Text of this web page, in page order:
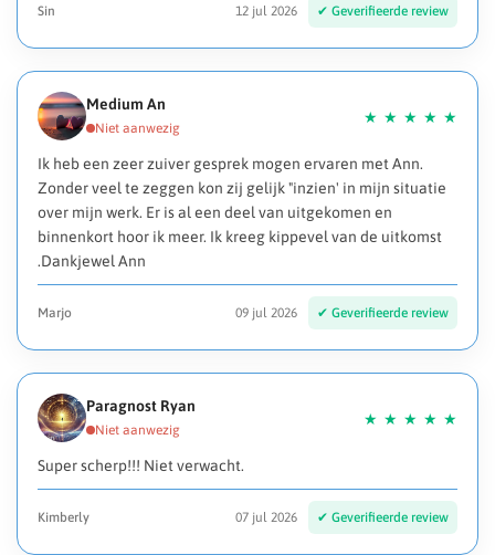
Sin 12 jul 2026
Medium An
Ik heb een zeer zuiver gesprek mogen ervaren met Ann.
Zonder veel te zeggen kon zij gelijk "inzien' in mijn situatie
over mijn werk. Er is al een deel van uitgekomen en
binnenkort hoor ik meer. Ik kreeg kippevel van de uitkomst
.Dankjewel Ann
Marjo 09 jul 2026
Paragnost Ryan
Super scherp!!! Niet verwacht.
Kimberly 07 jul 2026